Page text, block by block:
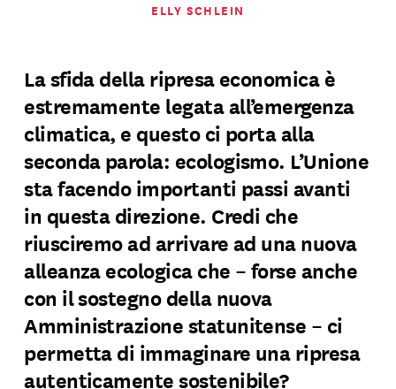
ELLY SCHLEIN
La sfida della ripresa economica è
estremamente legata all’emergenza
climatica, e questo ci porta alla
seconda parola: ecologismo. L’Unione
sta facendo importanti passi avanti
in questa direzione. Credi che
riusciremo ad arrivare ad una nuova
alleanza ecologica che – forse anche
con il sostegno della nuova
Amministrazione statunitense – ci
permetta di immaginare una ripresa
autenticamente sostenibile?